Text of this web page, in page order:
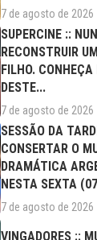
7 de agosto de 2026
SUPERCINE ::
RECONSTRUIR
FILHO.
DESTE...
7 de agosto de 2026
SESSÃO DA
CONSERTAR O
DRAMÁTICA
NESTA SEXTA
7 de agosto de 2026
VINGADORES ::